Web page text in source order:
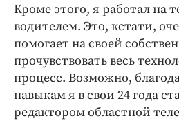
Кроме этого, я работал на
водителем. Это, кстати,
помогает на своей
прочувствовать весь
процесс. Возможно,
навыкам я в свои 24 года
редактором областной